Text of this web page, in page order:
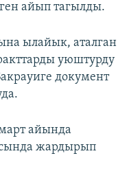
айып тагылды.
ылайык, аталган
уюштурду
документ
айында
жардырып